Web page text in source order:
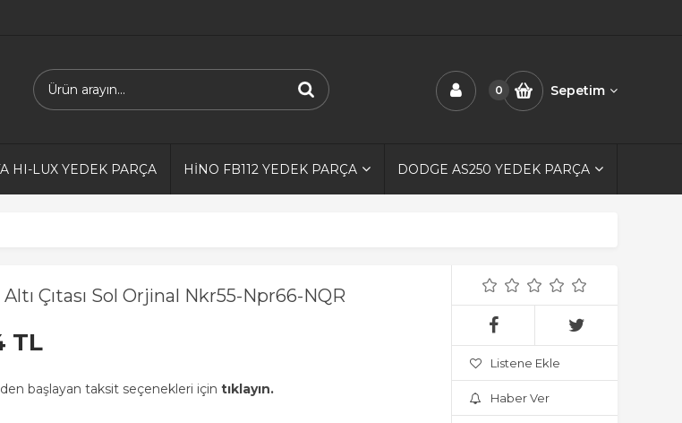
0 Sepetim
HI-LUX YEDEK PARÇA HİNO FB112 YEDEK PARÇA DODGE AS250 YEDEK PARÇA
Çıtası Sol Orjinal Nkr55-Npr66-NQR
TL
başlayan taksit seçenekleri için tıklayın.
Listene Ekle
Haber Ver